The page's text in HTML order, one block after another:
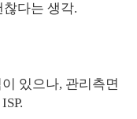
다는 생각.
있으나, 관리측면